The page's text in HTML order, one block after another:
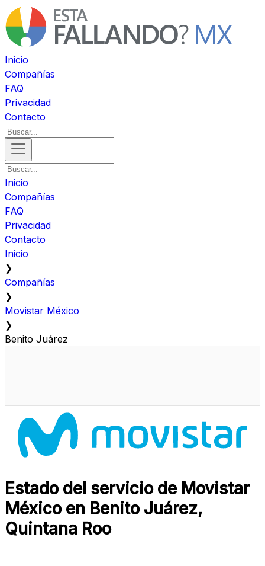
Inicio
Compañías
FAQ
Privacidad
Contacto
Inicio
Compañías
FAQ
Privacidad
Contacto
Inicio
❯
Compañías
❯
Movistar México
❯
Benito Juárez
Estado del servicio de Movistar
México en Benito Juárez,
Quintana Roo